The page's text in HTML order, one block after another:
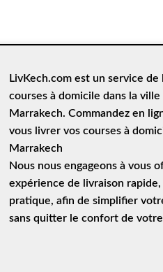
LivKech.com est un service de
courses à domicile dans la ville
Marrakech. Commandez en
vous livrer vos courses à
Marrakech
Nous nous engageons à vous
expérience de
livraison rapide,
pratique, afin de simplifier
sans quitter le confort de